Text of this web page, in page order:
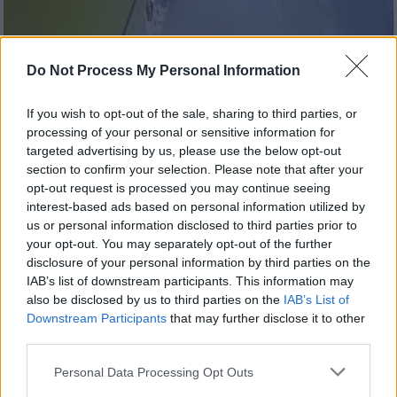
Do Not Process My Personal Information
If you wish to opt-out of the sale, sharing to third parties, or
processing of your personal or sensitive information for
targeted advertising by us, please use the below opt-out
section to confirm your selection. Please note that after your
opt-out request is processed you may continue seeing
interest-based ads based on personal information utilized by
us or personal information disclosed to third parties prior to
your opt-out. You may separately opt-out of the further
disclosure of your personal information by third parties on the
IAB’s list of downstream participants. This information may
also be disclosed by us to third parties on the IAB’s List of
Downstream Participants that may further disclose it to other
Please note that this website/app uses one or more Google
Personal Data Processing Opt Outs
Ένας νεκρός και 48 τραυματίες από
έκρηξη σε κεντρικό δρόμο του
Γιοχάνεσμπουργκ - Τρομακτικές εικόνες
Δεν έχει προσδιοριστεί το τι προκάλεσε
την έκρηξη